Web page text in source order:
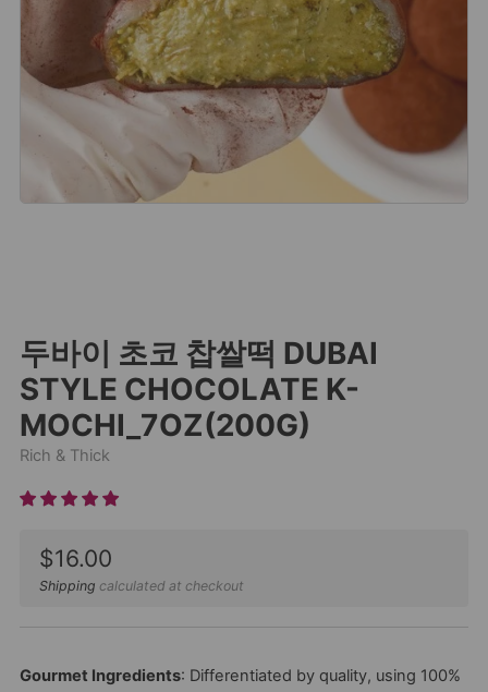
두바이 초코 찹쌀떡 DUBAI
STYLE CHOCOLATE K-
MOCHI_7OZ(200G)
Rich & Thick
Sale
price
$16.00
Shipping calculated at checkout
Gourmet Ingredients: Differentiated by quality, using 100%